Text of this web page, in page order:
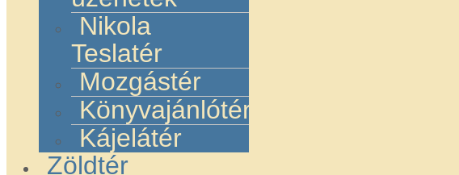
Nikola
Teslatér
Mozgástér
Könyvajánlótér
Kájelátér
Zöldtér